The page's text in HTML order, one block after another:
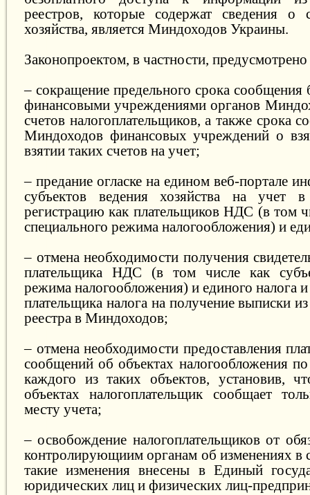
реестров, которые содержат сведения о
хозяйства, является Миндоходов Украины.
Законопроектом, в частности,
– сокращение предельного срока
финансовыми учреждениями органов
счетов налогоплательщиков, а также срока
Миндоходов финансовых учреждений о
взятии таких счетов на учет;
– предание огласке на едином веб-портале
субъектов ведения хозяйства на учет
регистрацию как плательщиков НДС (в том
специального режима налогообложения) и
– отмена необходимости получения
плательщика НДС (в том числе как
режима налогообложения) и единого налога
плательщика налога на получение выписки
реестра в Миндоходов;
– отмена необходимости предоставления
сообщений об объектах налогообложения
каждого из таких объектов, установив,
объектах налогоплательщик сообщает
месту учета;
– освобождение налогоплательщиков от
контролирующиим органам об изменениях в
такие изменения внесены в Единый
юридических лиц и физических лиц-